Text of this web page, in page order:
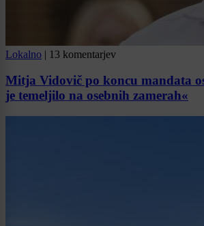
Lokalno | 13 komentarjev
Mitja Vidovič po koncu mandata
je temeljilo na osebnih zamerah«